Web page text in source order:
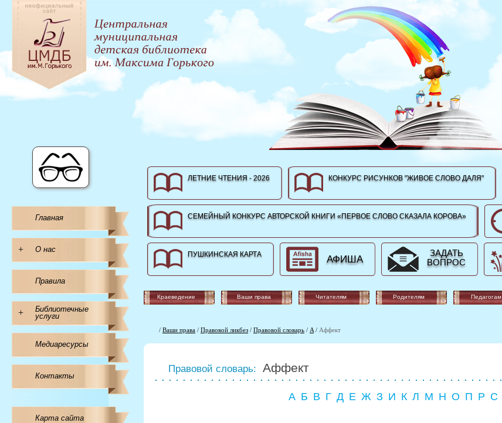
Главная
+ О нас
Правила
+
Библиотечные
услуги
Медиаресурсы
Контакты
Карта сайта
ЛЕТНИЕ ЧТЕНИЯ - 2026 КОНКУРС РИСУНКОВ "ЖИВОЕ СЛОВО ДАЛЯ"
СЕМЕЙНЫЙ КОНКУРС АВТОРСКОЙ КНИГИ «ПЕРВОЕ СЛОВО СКАЗАЛА КОРОВА»
ПУШКИНСКАЯ КАРТА АФИША
ЗАДАТЬ
ВОПРОС
Краеведение Ваши права Читателям Родителям Педагогам
/ Ваши права / Правовой ликбез / Правовой словарь / A / Аффект
Правовой словарь: Аффект
А Б В Г Д Е Ж З И К Л М Н О П Р С